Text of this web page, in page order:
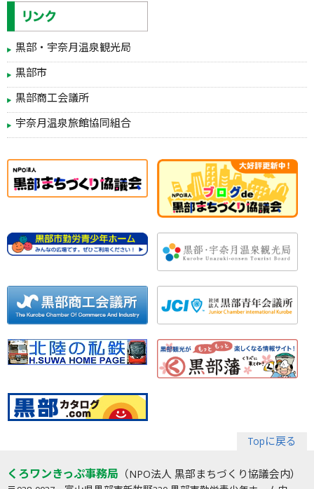
黒部・宇奈月温泉観光局
黒部市
黒部商工会議所
宇奈月温泉旅館協同組合
Topに戻る
くろワンきっぷ事務局 （NPO法人 黒部まちづくり協議会内）